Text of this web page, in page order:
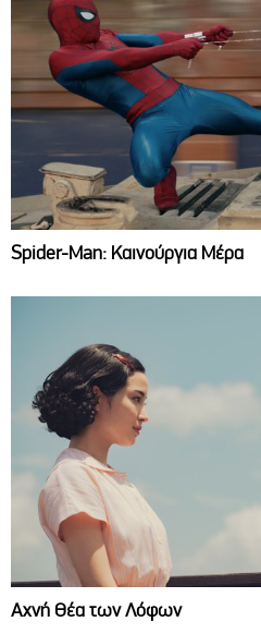
Spider-Man: Καινούργια Μέρα
Αχνή Θέα των Λόφων